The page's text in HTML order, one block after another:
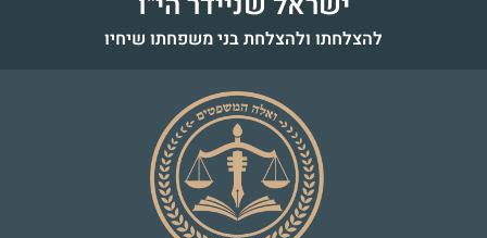
להצלחתו ולהצלחת בני משפחתו שיחיו